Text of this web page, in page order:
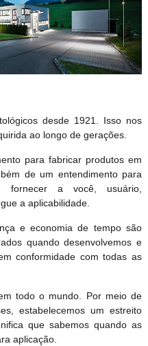
desde 1921. Isso nos
ao longo de gerações.
para fabricar produtos em
de um entendimento para
fornecer a você, usuário,
a aplicabilidade.
e economia de tempo são
quando desenvolvemos e
conformidade com todas as
todo o mundo. Por meio de
estabelecemos um estreito
que sabemos quando as
aplicação.